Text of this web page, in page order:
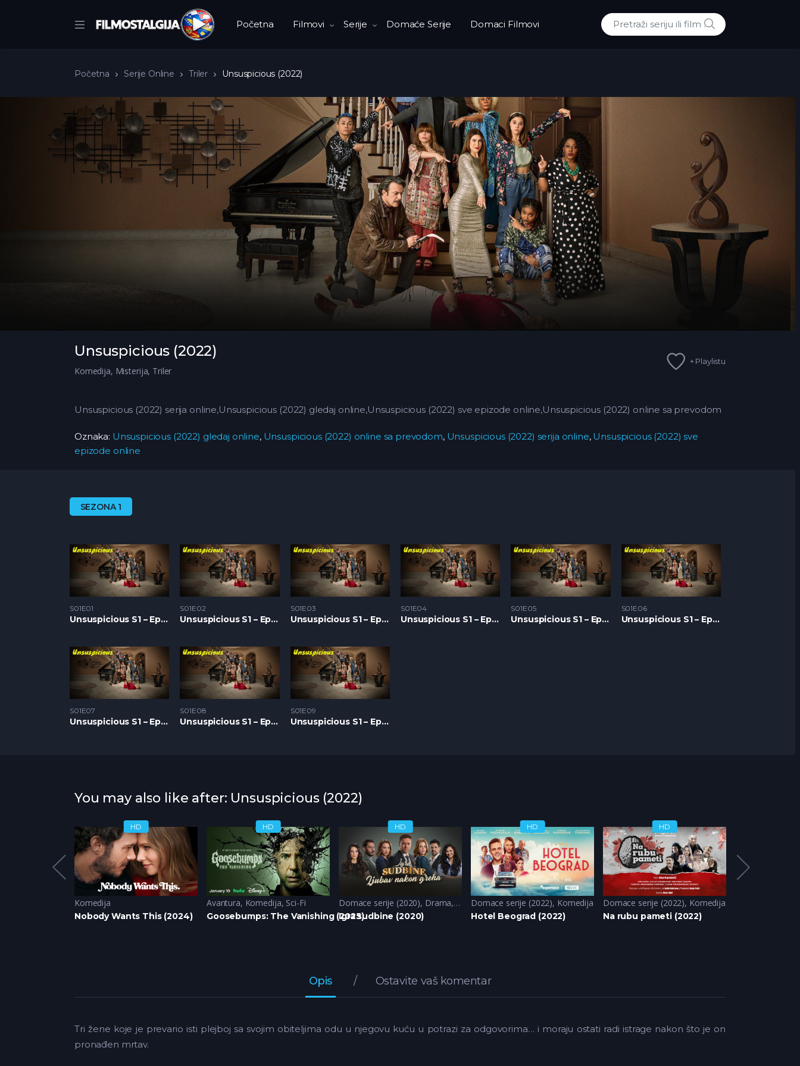
Početna Filmovi Serije Domaće Serije Domaci Filmovi
Traži:
POTRAZI
Početna Serije Online Triler Unsuspicious (2022)
Unsuspicious (2022)
Komedija, Misterija, Triler
+ Playlistu
Unsuspicious (2022) serija online,Unsuspicious (2022) gledaj online,Unsuspicious (2022) sve epizode online,Unsuspicious (2022) online sa prevodom
Oznaka: Unsuspicious (2022) gledaj online, Unsuspicious (2022) online sa prevodom, Unsuspicious (2022) serija online, Unsuspicious (2022) sve
epizode online
SEZONA 1
S01E01
Unsuspicious S1 – Epizoda 01
S01E02
Unsuspicious S1 – Epizoda 02
S01E03
Unsuspicious S1 – Epizoda 03
S01E04
Unsuspicious S1 – Epizoda 04
S01E05
Unsuspicious S1 – Epizoda 05
S01E06
Unsuspicious S1 – Epizoda 06
S01E07
Unsuspicious S1 – Epizoda 07
S01E08
Unsuspicious S1 – Epizoda 08
S01E09
Unsuspicious S1 – Epizoda 09
You may also like after: Unsuspicious (2022)
HD
Komedija
Nobody Wants This (2024)
HD
Avantura, Komedija, Sci-Fi
Goosebumps: The Vanishing (2025)
HD
Domace serije (2020), Drama, Komedija
Igra sudbine (2020)
HD
Domace serije (2022), Komedija
Hotel Beograd (2022)
HD
Domace serije (2022), Komedija
Na rubu pameti (2022)
Opis Ostavite vaš komentar
Tri žene koje je prevario isti plejboj sa svojim obiteljima odu u njegovu kuću u potrazi za odgovorima… i moraju ostati radi istrage nakon što je on
pronađen mrtav.